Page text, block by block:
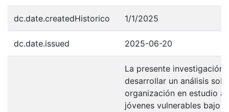
dc.date.createdHistorico 1/1/2025
dc.date.issued 2025-06-20
La presente investigación
desarrollar un análisis
organización en estudio
jóvenes vulnerables bajo